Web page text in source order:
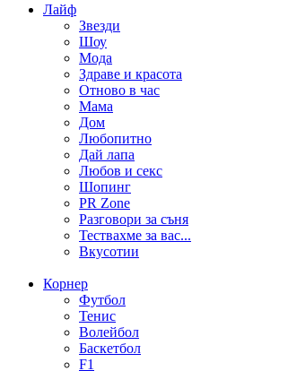
Лайф
Звезди
Шоу
Мода
Здраве и красота
Отново в час
Мама
Дом
Любопитно
Дай лапа
Любов и секс
Шопинг
PR Zone
Разговори за съня
Тествахме за вас...
Вкусотии
Корнер
Футбол
Тенис
Волейбол
Баскетбол
F1